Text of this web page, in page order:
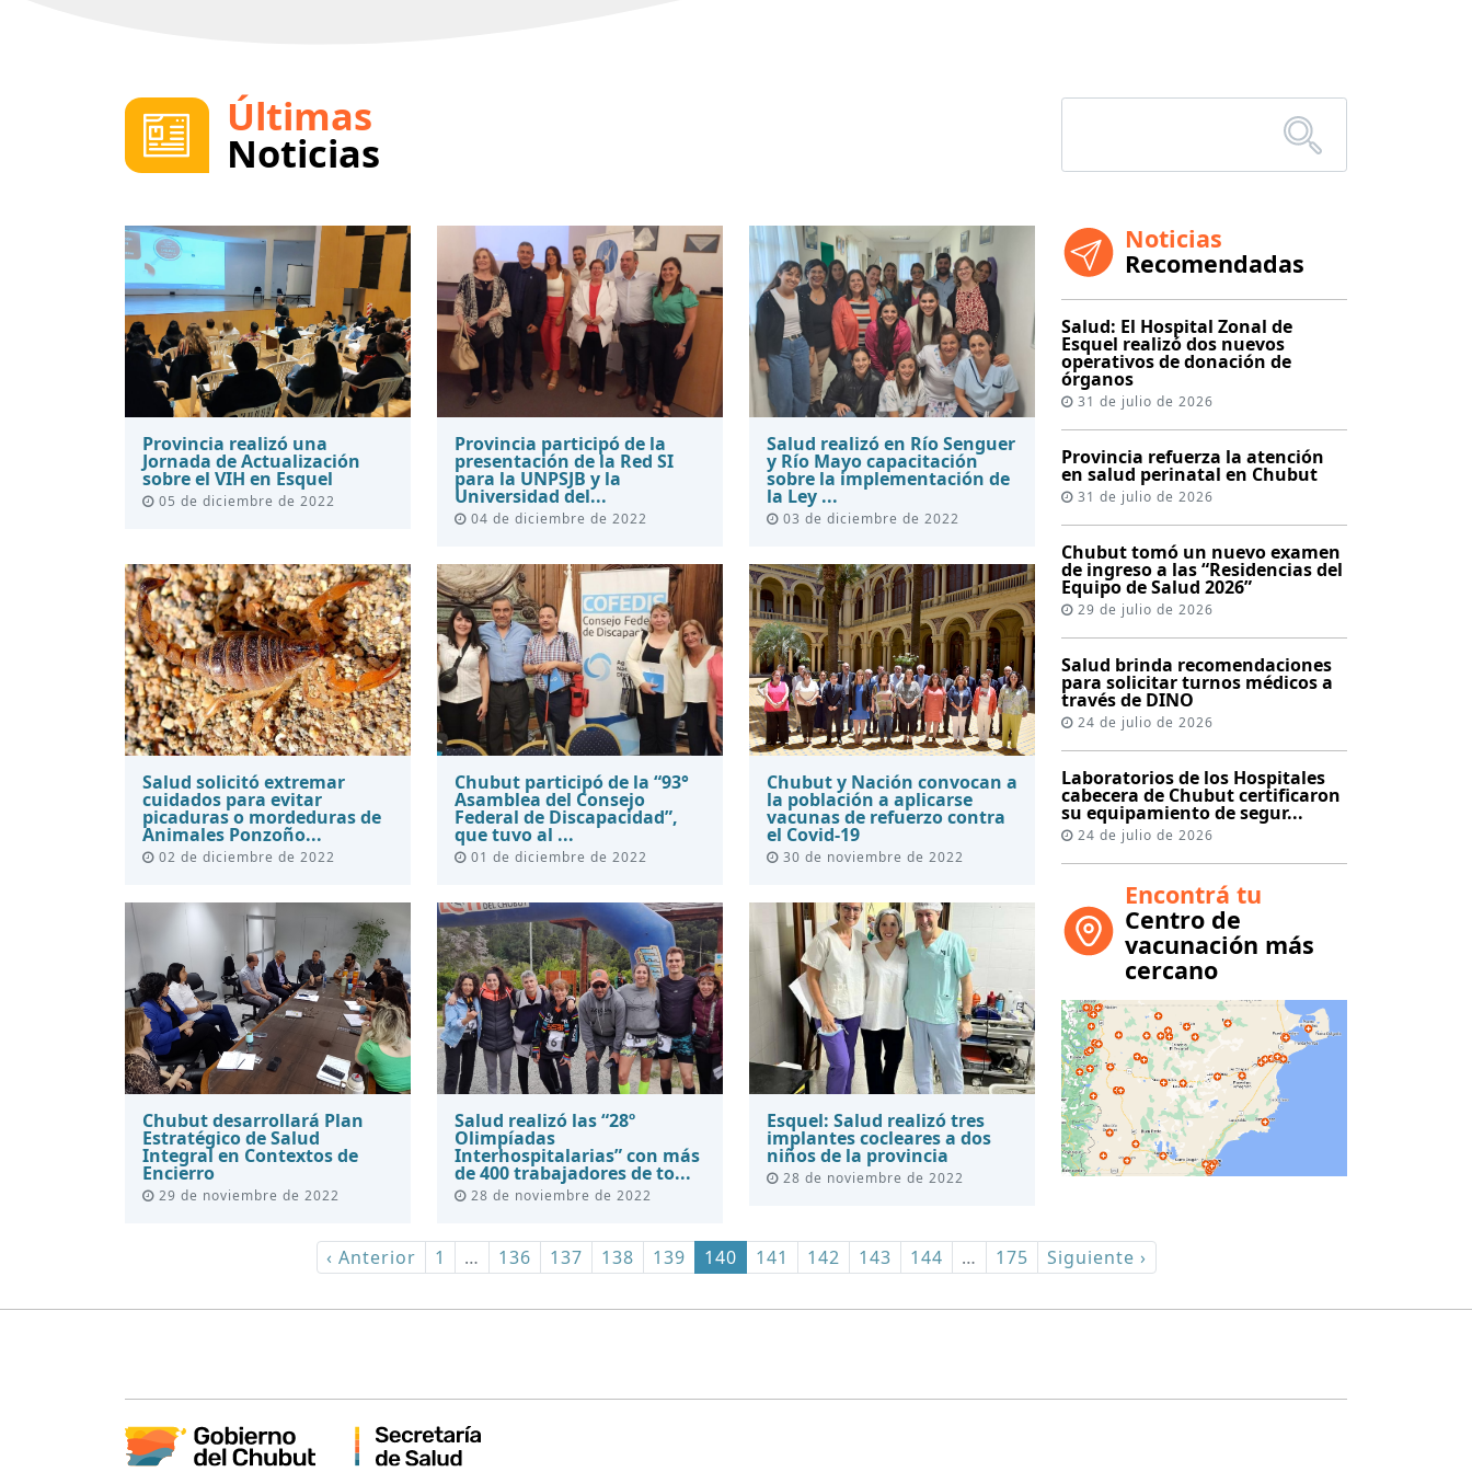
Últimas
Noticias
Provincia realizó una
Jornada de Actualización
sobre el VIH en Esquel
05 de diciembre de 2022
Provincia participó de la
presentación de la Red SI
para la UNPSJB y la
Universidad del...
04 de diciembre de 2022
Salud realizó en Río Senguer
y Río Mayo capacitación
sobre la implementación de
la Ley ...
03 de diciembre de 2022
Salud solicitó extremar
cuidados para evitar
picaduras o mordeduras de
Animales Ponzoño...
02 de diciembre de 2022
Chubut participó de la “93°
Asamblea del Consejo
Federal de Discapacidad”,
que tuvo al ...
01 de diciembre de 2022
Chubut y Nación convocan a
la población a aplicarse
vacunas de refuerzo contra
el Covid-19
30 de noviembre de 2022
Chubut desarrollará Plan
Estratégico de Salud
Integral en Contextos de
Encierro
29 de noviembre de 2022
Salud realizó las “28º
Olimpíadas
Interhospitalarias” con más
de 400 trabajadores de to...
28 de noviembre de 2022
Esquel: Salud realizó tres
implantes cocleares a dos
niños de la provincia
28 de noviembre de 2022
Noticias
Recomendadas
Salud: El Hospital Zonal de
Esquel realizó dos nuevos
operativos de donación de
órganos
31 de julio de 2026
Provincia refuerza la atención
en salud perinatal en Chubut
31 de julio de 2026
Chubut tomó un nuevo examen
de ingreso a las “Residencias del
Equipo de Salud 2026”
29 de julio de 2026
Salud brinda recomendaciones
para solicitar turnos médicos a
través de DINO
24 de julio de 2026
Laboratorios de los Hospitales
cabecera de Chubut certificaron
su equipamiento de segur...
24 de julio de 2026
Encontrá tu
Centro de
vacunación más
cercano
‹ Anterior 1 … 136 137 138 139 140 141 142 143 144 … 175 Siguiente ›